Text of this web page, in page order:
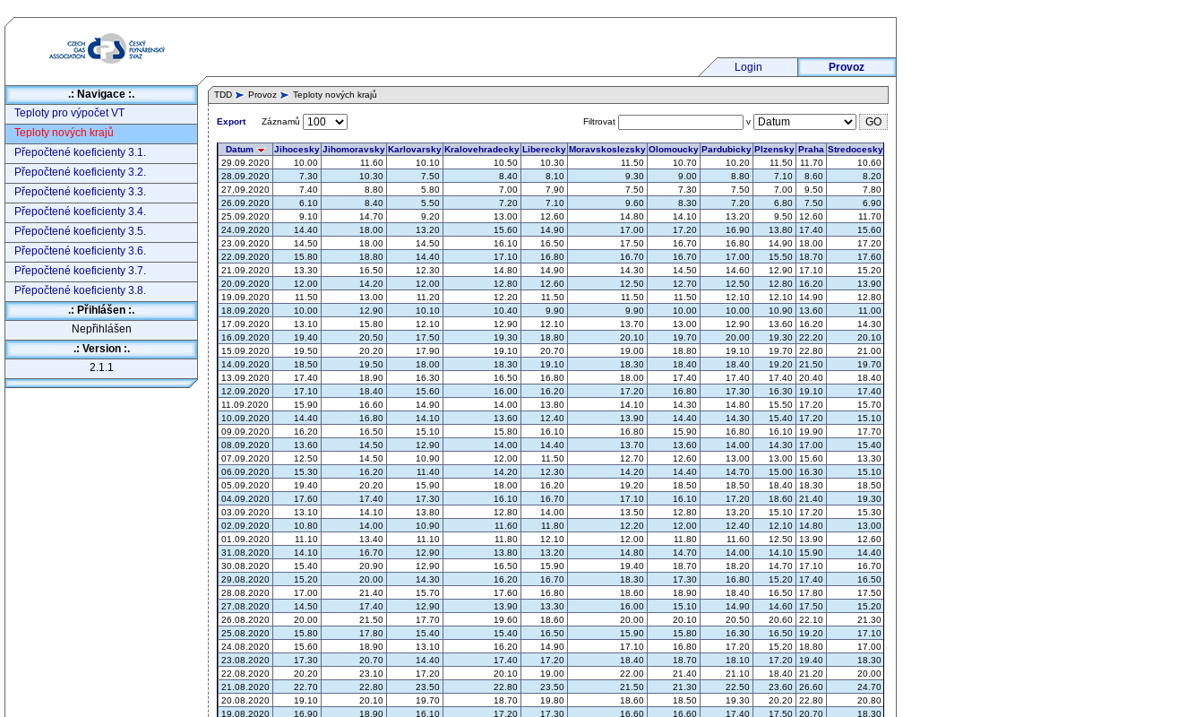
Login Provoz
.: Navigace :.
Teploty pro výpočet VT
Teploty nových krajů
Přepočtené koeficienty 3.1.
Přepočtené koeficienty 3.2.
Přepočtené koeficienty 3.3.
Přepočtené koeficienty 3.4.
Přepočtené koeficienty 3.5.
Přepočtené koeficienty 3.6.
Přepočtené koeficienty 3.7.
Přepočtené koeficienty 3.8.
.: Přihlášen :.
Nepřihlášen
.: Version :.
2.1.1
TDD Provoz Teploty nových krajů
Export Záznamů Filtrovat v